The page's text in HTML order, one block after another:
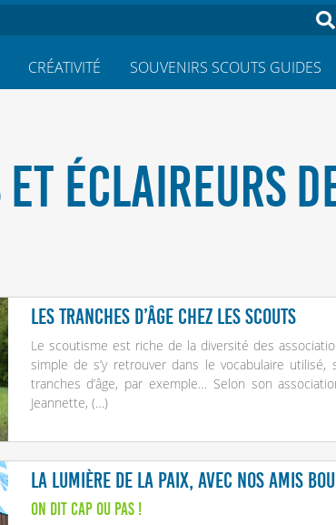
CRÉATIVITÉ SOUVENIRS SCOUTS GUIDES
ÉCLAIREURS
Les tranches d’âge chez les scouts
Le scoutisme est riche de la diversité des
simple de s’y retrouver dans le vocabulaire
tranches d’âge, par exemple… Selon son
Jeannette, (…)
La Lumière de la Paix, avec nos amis
On dit cap ou pas !